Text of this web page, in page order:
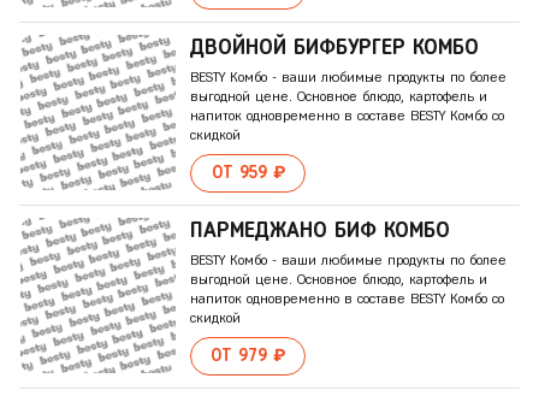
ДВОЙНОЙ БИФБУРГЕР КОМБО
BESTY Комбо - ваши любимые продукты по более
выгодной цене. Основное блюдо, картофель и
напиток одновременно в составе BESTY Комбо со
скидкой
ОТ 959 ₽
ПАРМЕДЖАНО БИФ КОМБО
BESTY Комбо - ваши любимые продукты по более
выгодной цене. Основное блюдо, картофель и
напиток одновременно в составе BESTY Комбо со
скидкой
ОТ 979 ₽